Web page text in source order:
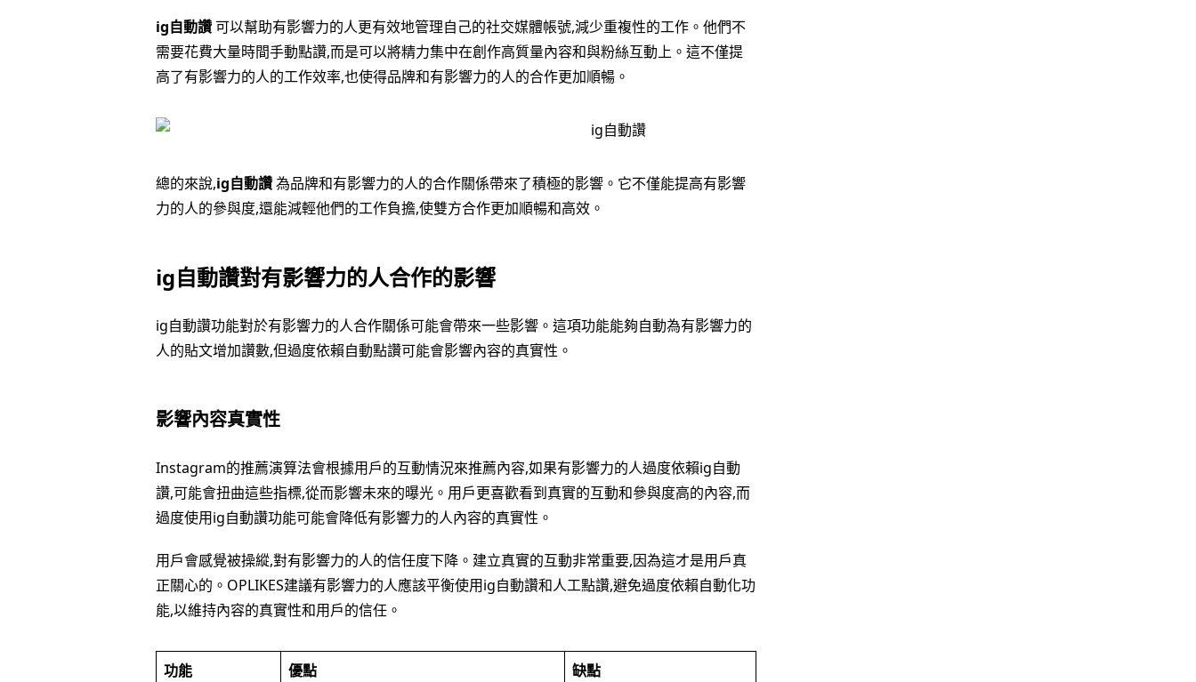
ig自動讚可以幫助有影響力的人更有效地管理自己的社交媒體帳號,減少重複性的工作。他們不
需要花費大量時間手動點讚,而是可以將精力集中在創作高質量內容和與粉絲互動上。這不僅提
高了有影響力的人的工作效率,也使得品牌和有影響力的人的合作更加順暢。
總的來說,ig自動讚為品牌和有影響力的人的合作關係帶來了積極的影響。它不僅能提高有影響
力的人的參與度,還能減輕他們的工作負擔,使雙方合作更加順暢和高效。
ig自動讚對有影響力的人合作的影響
ig自動讚功能對於有影響力的人合作關係可能會帶來一些影響。這項功能能夠自動為有影響力的
人的貼文增加讚數,但過度依賴自動點讚可能會影響內容的真實性。
影響內容真實性
Instagram的推薦演算法會根據用戶的互動情況來推薦內容,如果有影響力的人過度依賴ig自動
讚,可能會扭曲這些指標,從而影響未來的曝光。用戶更喜歡看到真實的互動和參與度高的內容,而
過度使用ig自動讚功能可能會降低有影響力的人內容的真實性。
用戶會感覺被操縱,對有影響力的人的信任度下降。建立真實的互動非常重要,因為這才是用戶真
正關心的。OPLIKES建議有影響力的人應該平衡使用ig自動讚和人工點讚,避免過度依賴自動化功
能,以維持內容的真實性和用戶的信任。
功能 優點
缺點